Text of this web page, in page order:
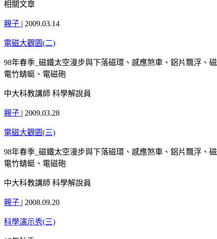
相關文章
親子 | 2009.03.14
電磁大觀園(二)
98年春季_磁鐵太空漫步與下落磁環、感應煞車、鋁片飄浮、
電竹蜻蜓、電磁砲
中大科教講師 科學解說員
親子 | 2009.03.28
電磁大觀園(三)
98年春季_磁鐵太空漫步與下落磁環、感應煞車、鋁片飄浮、
電竹蜻蜓、電磁砲
中大科教講師 科學解說員
親子 | 2008.09.20
科學演示秀(三)